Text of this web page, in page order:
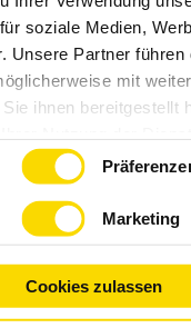
soziale Medien,
Unsere Partner führen
mit
ihnen bereitgestellt
Marketing
Cookies zulassen